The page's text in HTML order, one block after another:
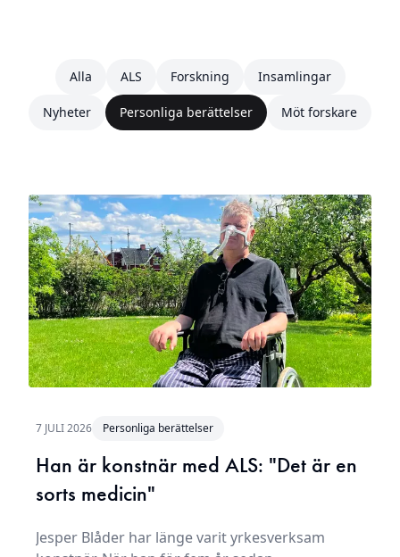
Alla ALS Forskning Insamlingar
Nyheter Personliga berättelser Möt forskare
7 JULI 2026 Personliga berättelser
Han är konstnär med ALS: "Det är en
sorts medicin"
Jesper Blåder har länge varit yrkesverksam